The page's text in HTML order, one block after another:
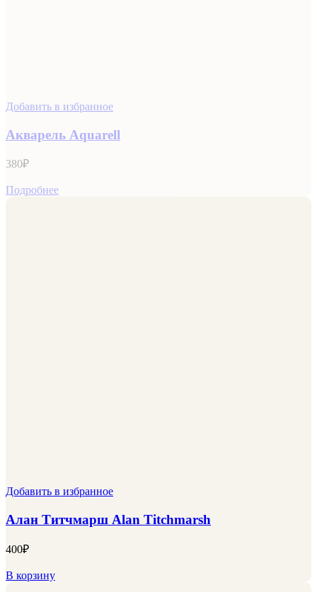
Добавить в избранное
Акварель Aquarell
380₽
Подробнее
Добавить в избранное
Алан Титчмарш Alan Titchmarsh
400₽
В корзину